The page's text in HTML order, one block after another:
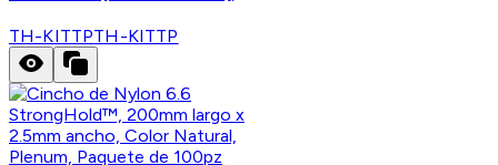
TH-KITTPTH-KITTP